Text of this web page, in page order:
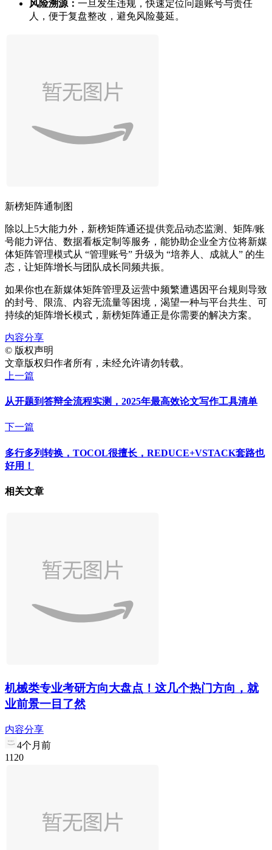
风险溯源： 一旦发生违规，快速定位问题账号与责任
人，便于复盘整改，避免风险蔓延。
新榜矩阵通制图
除以上5大能力外，新榜矩阵通还提供竞品动态监测、矩阵/账
号能力评估、数据看板定制等服务，能协助企业全方位将新媒
体矩阵管理模式从 “管理账号” 升级为 “培养人、成就人” 的生
态，让矩阵增长与团队成长同频共振。
如果你也在新媒体矩阵管理及运营中频繁遭遇因平台规则导致
的封号、限流、内容无流量等困境，渴望一种与平台共生、可
持续的矩阵增长模式，新榜矩阵通正是你需要的解决方案。
内容分享
© 版权声明
文章版权归作者所有，未经允许请勿转载。
上一篇
从开题到答辩全流程实测，2025年最高效论文写作工具清单
下一篇
多行多列转换，TOCOL很擅长，REDUCE+VSTACK套路也
好用！
相关文章
机械类专业考研方向大盘点！这几个热门方向，就
业前景一目了然
内容分享
4个月前
1120